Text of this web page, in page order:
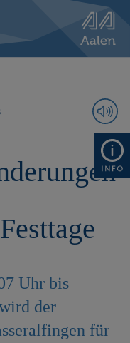
Uhr bis
der
für